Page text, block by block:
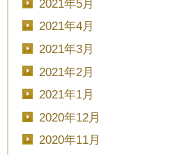
2021年5月
2021年4月
2021年3月
2021年2月
2021年1月
2020年12月
2020年11月
TEL.0120-